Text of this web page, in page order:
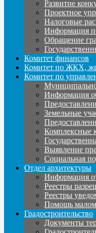
Развитие
Проектное
Налоговые
Информация
Обращение
Комитет финансов
Комитет по ЖКХ,
Комитет по
Информация
Земельные
Комплексные
Выявление
Социальная
Отдел архитектуры
Информация
Реестры
Реестры
Помощь
Градостроительство
Документы